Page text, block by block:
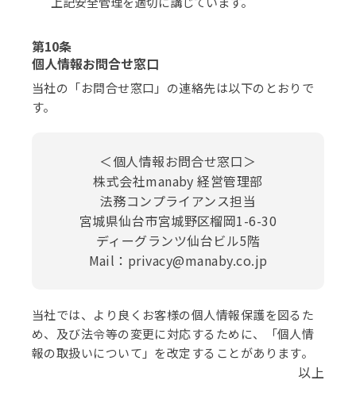
第10条
個人情報お問合せ窓口
当社の「お問合せ窓口」の連絡先は以下のとおりで
す。
＜個人情報お問合せ窓口＞
株式会社manaby 経営管理部
法務コンプライアンス担当
宮城県仙台市宮城野区榴岡1-6-30
ディーグランツ仙台ビル5階
Mail：privacy@manaby.co.jp
当社では、より良くお客様の個人情報保護を図るた
め、及び法令等の変更に対応するために、「個人情
報の取扱いについて」を改定することがあります。
以上